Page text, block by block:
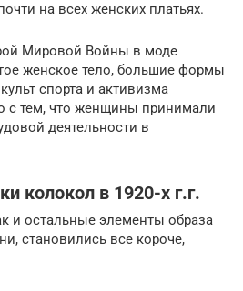
на всех женских платьях.
Мировой Войны в моде
женское тело, большие формы
спорта и активизма
с тем, что женщины принимали
деятельности в
колокол в 1920-х г.г.
и остальные элементы образа
становились все короче,